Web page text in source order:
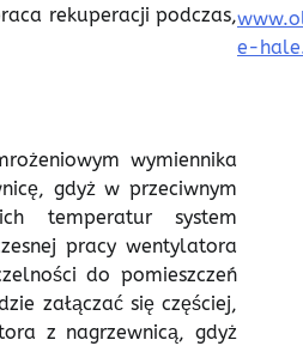
rekuperacji podczas,
wymiennika
gdyż w przeciwnym
temperatur system
pracy wentylatora
do pomieszczeń
załączać się częściej,
z nagrzewnicą, gdyż
e-